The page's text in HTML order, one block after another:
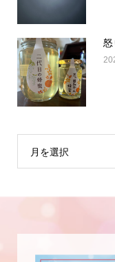
月を選択